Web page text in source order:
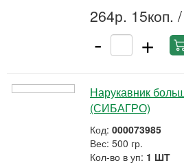
264р. 15коп.
- +
Нарукавник
(СИБАГРО)
Код: 000073985
Вес: 500 гр.
Кол-во в уп: 1 ШТ